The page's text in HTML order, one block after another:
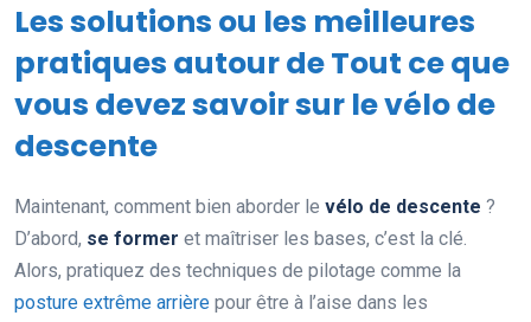
Les solutions ou les meilleures
pratiques autour de Tout ce que
vous devez savoir sur le vélo de
descente
Maintenant, comment bien aborder le vélo de descente ?
D’abord, se former et maîtriser les bases, c’est la clé.
Alors, pratiquez des techniques de pilotage comme la
posture extrême arrière pour être à l’aise dans les